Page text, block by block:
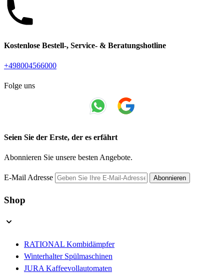
Kostenlose Bestell-, Service- & Beratungshotline
+498004566000
Folge uns
Seien Sie der Erste, der es erfährt
Abonnieren Sie unsere besten Angebote.
E-Mail Adresse Abonnieren
Shop
RATIONAL Kombidämpfer
Winterhalter Spülmaschinen
JURA Kaffeevollautomaten